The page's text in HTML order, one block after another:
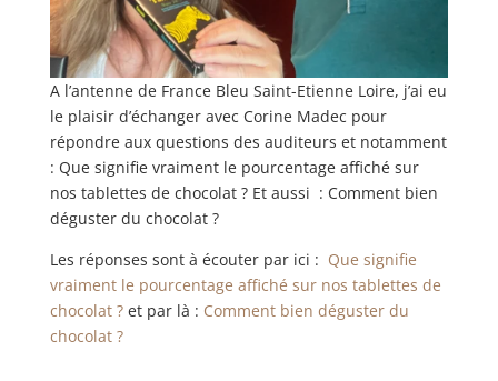
A l’antenne de France Bleu Saint-Etienne Loire, j’ai eu
le plaisir d’échanger avec Corine Madec pour
répondre aux questions des auditeurs et notamment
: Que signifie vraiment le pourcentage affiché sur
nos tablettes de chocolat ? Et aussi : Comment bien
déguster du chocolat ?
Les réponses sont à écouter par ici : Que signifie
vraiment le pourcentage affiché sur nos tablettes de
chocolat ?et par là : Comment bien déguster du
chocolat ?